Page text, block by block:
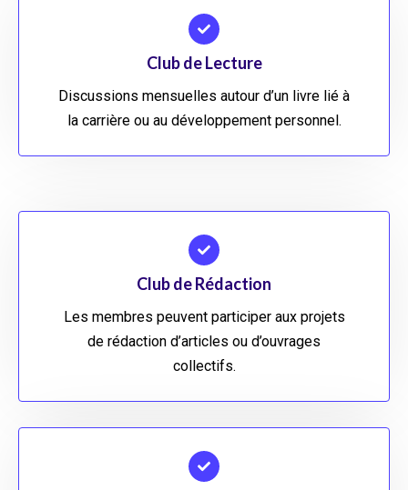
Club de Lecture
Discussions mensuelles autour d’un livre lié à
la carrière ou au développement personnel.
Club de Rédaction
Les membres peuvent participer aux projets
de rédaction d’articles ou d’ouvrages
collectifs.